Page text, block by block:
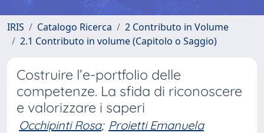
IRIS Catalogo Ricerca
2 Contributo in Volume
2.1 Contributo in volume (Capitolo o Saggio)
Costruire l’e-portfolio delle
competenze. La sfida di riconoscere
e valorizzare i saperi
Occhipinti Rosa; Proietti Emanuela